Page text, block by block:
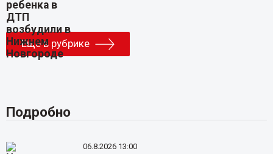
Еще в рубрике
Подробно
06.8.2026 13:00